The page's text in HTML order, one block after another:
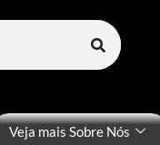
Veja mais Sobre Nós